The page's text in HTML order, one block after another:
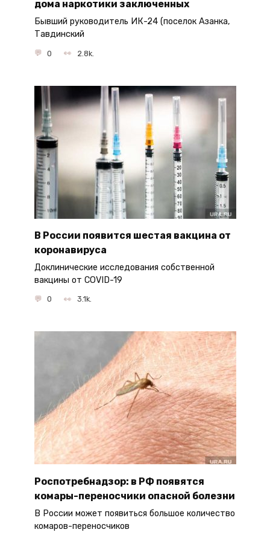
дома наркотики заключенных
Бывший руководитель ИК-24 (поселок Азанка,
Тавдинский
0 2.8k.
В России появится шестая вакцина от
коронавируса
Доклинические исследования собственной
вакцины от COVID-19
0 3.1k.
Роспотребнадзор: в РФ появятся
комары-переносчики опасной болезни
В России может появиться большое количество
комаров-переносчиков